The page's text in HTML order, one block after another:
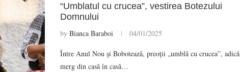
“Umblatul cu crucea”, vestirea Botezului
Domnului
by Bianca Baraboi 04/01/2025
Între Anul Nou și Bobotează, preoții „umblă cu crucea”, adică
merg din casă în casă…